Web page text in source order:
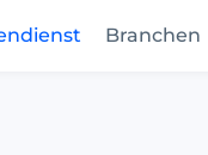
Branchen